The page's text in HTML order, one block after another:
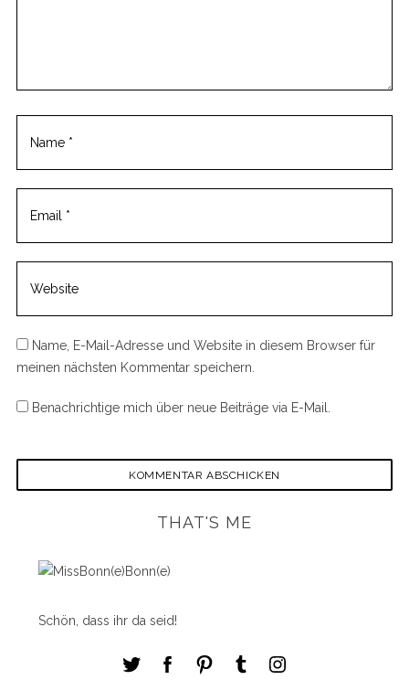
Name, E-Mail-Adresse und Website in diesem Browser für
meinen nächsten Kommentar speichern.
Benachrichtige mich über neue Beiträge via E-Mail.
THAT'S ME
Schön, dass ihr da seid!
S